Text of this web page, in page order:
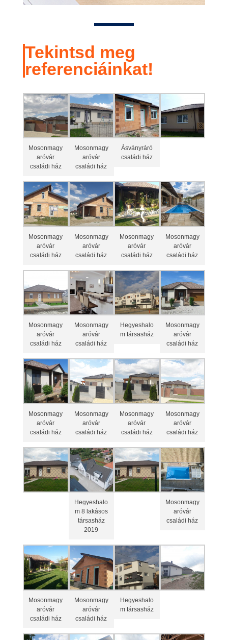
Tekintsd meg
referenciáinkat!
Mosonmagy
aróvár
családi ház
Mosonmagy
aróvár
családi ház
Ásványráró
családi ház
Mosonmagy
aróvár
családi ház
Mosonmagy
aróvár
családi ház
Mosonmagy
aróvár
családi ház
Mosonmagy
aróvár
családi ház
Mosonmagy
aróvár
családi ház
Mosonmagy
aróvár
családi ház
Hegyeshalo
m társasház
Mosonmagy
aróvár
családi ház
Mosonmagy
aróvár
családi ház
Mosonmagy
aróvár
családi ház
Mosonmagy
aróvár
családi ház
Mosonmagy
aróvár
családi ház
Hegyeshalo
m 8 lakásos
társasház
2019
Mosonmagy
aróvár
családi ház
Mosonmagy
aróvár
családi ház
Mosonmagy
aróvár
családi ház
Hegyeshalo
m társasház